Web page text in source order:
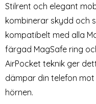
Stilrent och elegant
kombinerar skydd och
kompatibelt med alla
färgad MagSafe ring
AirPocket teknik ger
dämpar din telefon
hörnen.